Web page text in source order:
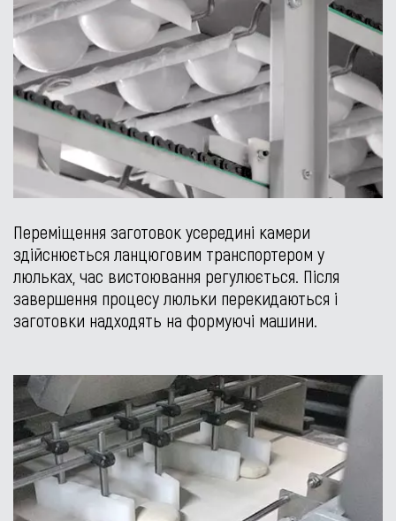
Переміщення заготовок усередині камери
здійснюється ланцюговим транспортером у
люльках, час вистоювання регулюється. Після
завершення процесу люльки перекидаються і
заготовки надходять на формуючі машини.